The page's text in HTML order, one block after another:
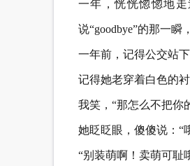
一年，恍恍惚惚地
说“goodbye”的那一瞬
一年前，记得公交站
记得她老穿着白色的
我笑，“那怎么不把你
她眨眨眼，傻傻说：
“别装萌啊！卖萌可耻